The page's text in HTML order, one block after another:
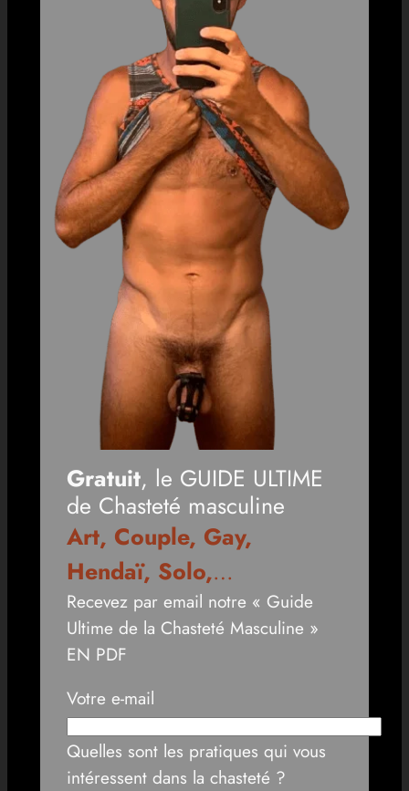
Gratuit, le GUIDE ULTIME
de Chasteté masculine
Art, Couple, Gay,
Hendaï, Solo,…
Recevez par email notre « Guide
Ultime de la Chasteté Masculine »
EN PDF
Votre e-mail
Quelles sont les pratiques qui vous
intéressent dans la chasteté ?